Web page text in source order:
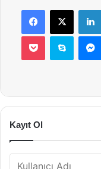
Facebook
X
Pocket Skype
Kayıt Ol